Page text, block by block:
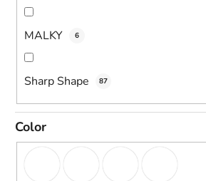
MALKY 6
Sharp Shape 87
Color